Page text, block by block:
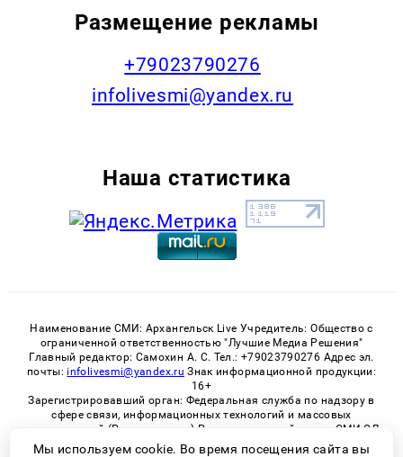
Размещение рекламы
+79023790276
infolivesmi@yandex.ru
Наша статистика
Наименование СМИ: Архангельск Live Учредитель: Общество с
ограниченной ответственностью "Лучшие Медиа Решения"
Главный редактор: Самохин А. С. Тел.: +79023790276 Адрес эл.
почты: infolivesmi@yandex.ru Знак информационной продукции:
16+
Зарегистрировавший орган: Федеральная служба по надзору в
сфере связи, информационных технологий и массовых
коммуникаций (Роскомнадзор) Регистрационный номер СМИ ЭЛ
№ ФС 77 - 82533 от 21.01.2022
Мы используем cookie. Во время посещения сайта вы